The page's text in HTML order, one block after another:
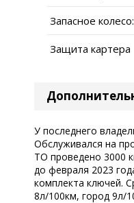
Запасное
Защита картера
У последнего
Обслуживался на
ТО проведено 3000
до февраля 2023
комплекта ключей.
8л/100км, город 9л/